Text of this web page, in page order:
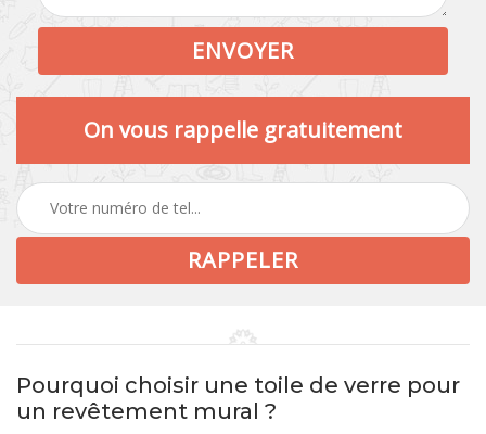
On vous rappelle gratuitement
Pourquoi choisir une toile de verre pour
un revêtement mural ?